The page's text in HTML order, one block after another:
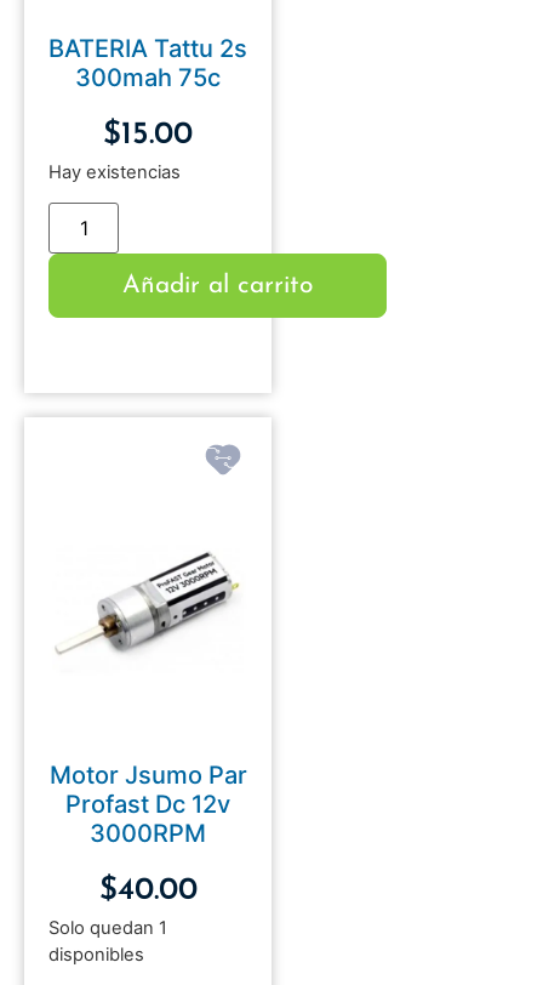
BATERIA Tattu 2s
300mah 75c
$15.00
Hay existencias
Añadir al carrito
Motor Jsumo Par
Profast Dc 12v
3000RPM
$40.00
Solo quedan 1
disponibles